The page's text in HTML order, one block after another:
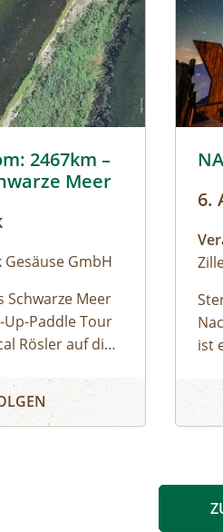
2467km –
Meer
GmbH
Schwarze Meer
Paddle Tour
Rösler auf die
Donau bis zum
Zabriskie,
– Eine Reise bis ins Schwarze
6.
ist